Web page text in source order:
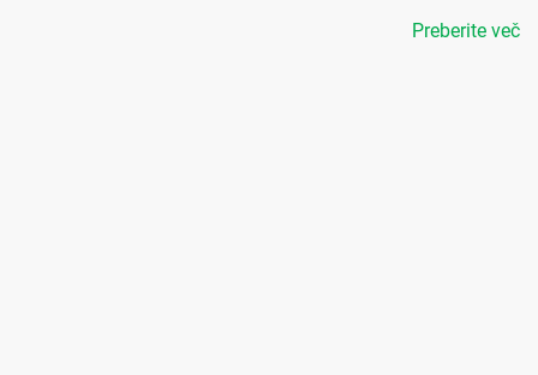
Preberite več